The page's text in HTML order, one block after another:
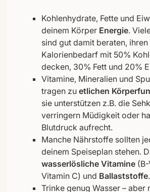
Kohlenhydrate, Fette und
deinem Körper Energie.
sind gut damit beraten, ihren
Kalorienbedarf mit 50%
decken, 30% Fett und 20%
Vitamine, Mineralien und
tragen zu etlichen
sie unterstützen z.B. die
verringern Müdigkeit oder
Blutdruck aufrecht.
Manche Nährstoffe sollten
deinem Speiseplan stehen.
wasserlösliche Vitamine
Vitamin C) und Ballaststoffe.
Trinke genug Wasser – aber